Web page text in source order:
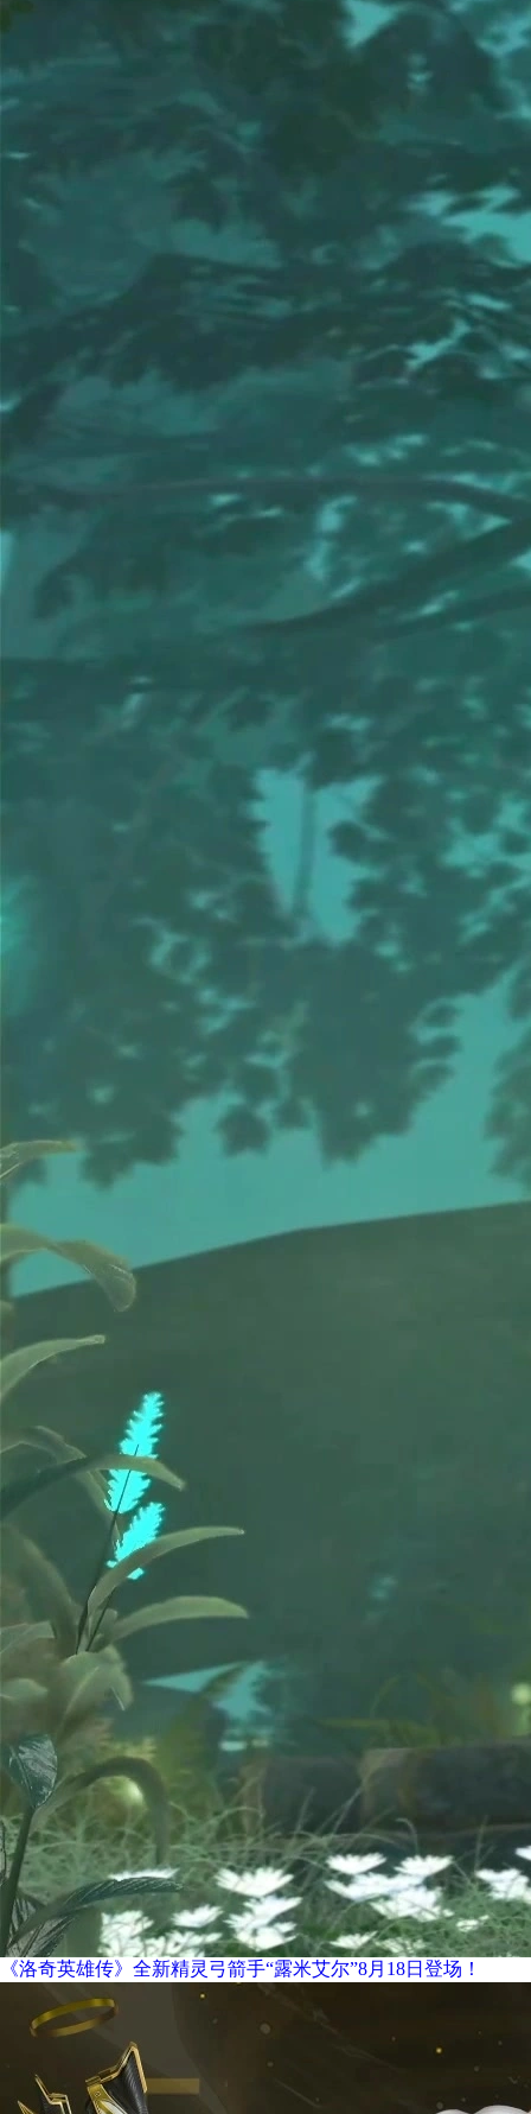
《洛奇英雄传》全新精灵弓箭手“露米艾尔”8月18日登场！